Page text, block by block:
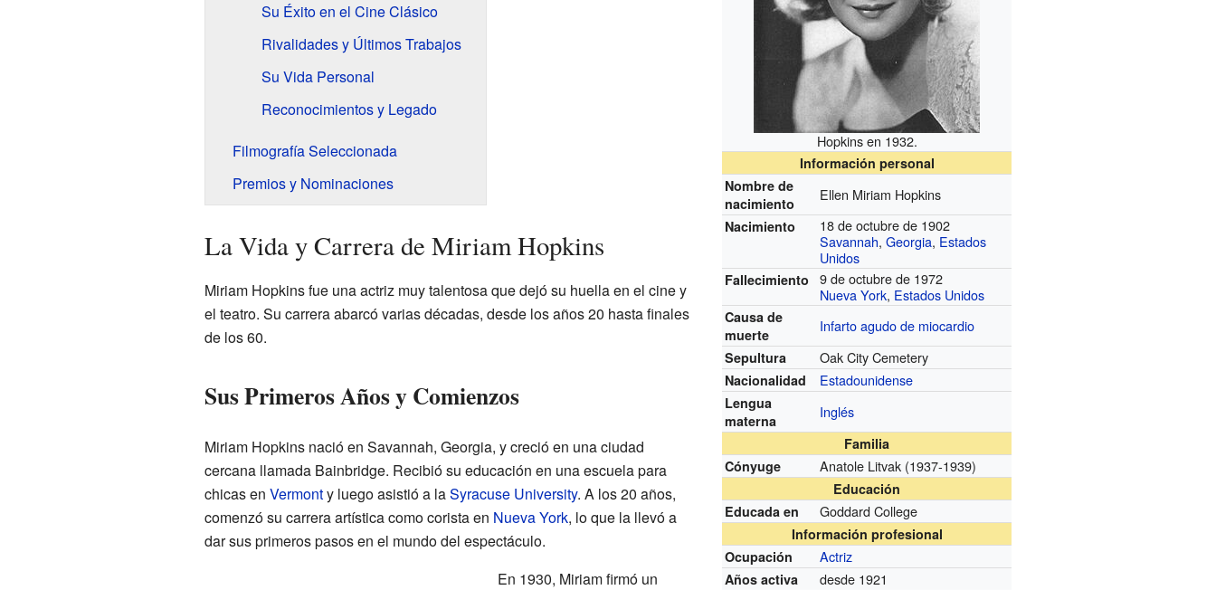
Hopkins en 1932.
Información personal
Nombre de
nacimiento
Ellen Miriam Hopkins
Nacimiento
18 de octubre de 1902
Savannah,Georgia, Estados
Unidos
Fallecimiento
9 de octubre de 1972
Nueva York, Estados Unidos
Causa de
muerte
Infarto agudo de miocardio
Sepultura Oak City Cemetery
Nacionalidad Estadounidense
Lengua
materna
Inglés
Familia
Cónyuge
Anatole Litvak (1937-1939)
Educación
Educada en
Goddard College
Información profesional
Ocupación
Actriz
Años activa desde 1921
Su Éxito en el Cine Clásico
Rivalidades y Últimos Trabajos
Su Vida Personal
Reconocimientos y Legado
Filmografía Seleccionada
Premios y Nominaciones
La Vida y Carrera de Miriam Hopkins
Miriam Hopkins fue una actriz muy talentosa que dejó su huella en el cine y
el teatro. Su carrera abarcó varias décadas, desde los años 20 hasta finales
de los 60.
Sus Primeros Años y Comienzos
Miriam Hopkins nació en Savannah, Georgia, y creció en una ciudad
cercana llamada Bainbridge. Recibió su educación en una escuela para
chicas en Vermonty luego asistió a laSyracuse University. A los 20 años,
comenzó su carrera artística como corista en Nueva York, lo que la llevó a
dar sus primeros pasos en el mundo del espectáculo.
En 1930, Miriam firmó un